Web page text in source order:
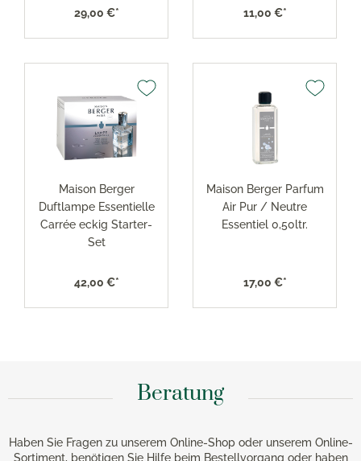
29,00 €* 11,00 €*
Maison Berger
Duftlampe Essentielle
Carrée eckig Starter-
Set
42,00 €*
Maison Berger Parfum
Air Pur / Neutre
Essentiel 0,50ltr.
17,00 €*
Beratung
Haben Sie Fragen zu unserem Online-Shop oder unserem Online-
Sortiment, benötigen Sie Hilfe beim Bestellvorgang oder haben